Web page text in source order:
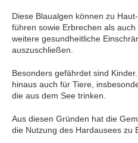
Diese Blaualgen können zu
führen sowie Erbrechen als
weitere gesundheitliche
auszuschließen.
Besonders gefährdet sind
hinaus auch für Tiere,
die aus dem See trinken.
Aus diesen Gründen hat die
die Nutzung des Hardausees zu